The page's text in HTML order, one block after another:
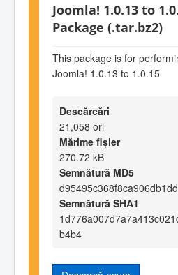
Joomla! 1.0.13 to
Package (.tar.bz2)
This package is for
Joomla! 1.0.13 to 1.0.15
Descărcări
21,058 ori
Mărime fișier
270.72 kB
Semnătură MD5
Semnătură SHA1
b4b4